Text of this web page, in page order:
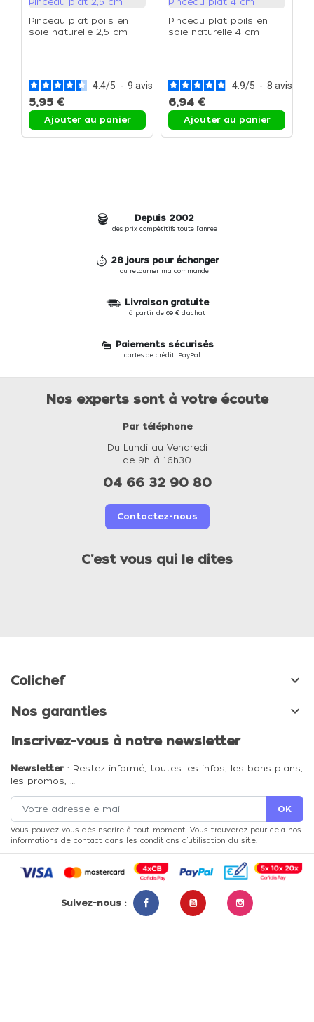
Pinceau plat poils en
soie naturelle 2,5 cm -
4.4/5 - 9 avis
5,95 €
Ajouter au panier
Pinceau plat poils en
soie naturelle 4 cm -
4.9/5 - 8 avis
6,94 €
Ajouter au panier
Depuis 2002
des prix compétitifs toute l'année
28 jours pour échanger
ou retourner ma commande
Livraison gratuite
à partir de 69 € d'achat
Paiements sécurisés
cartes de crédit, PayPal...
Nos experts sont à votre écoute
Par téléphone
Du Lundi au Vendredi
de 9h à 16h30
04 66 32 90 80
Contactez-nous
C'est vous qui le dites
Colichef 
Nos garanties 
Inscrivez-vous à notre newsletter
Newsletter : Restez informé, toutes les infos, les bons plans,
les promos, …
Vous pouvez vous désinscrire à tout moment. Vous trouverez pour cela nos
informations de contact dans les conditions d'utilisation du site.
Suivez-nous :
FacebookYouTubeInstagram